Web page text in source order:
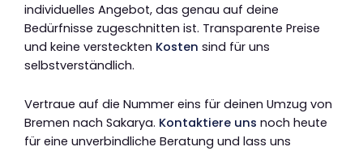
individuelles Angebot, das genau auf deine
Bedürfnisse zugeschnitten ist. Transparente Preise
und keine versteckten Kosten sind für uns
selbstverständlich.
Vertraue auf die Nummer eins für deinen Umzug von
Bremen nach Sakarya. Kontaktiere uns noch heute
für eine unverbindliche Beratung und lass uns